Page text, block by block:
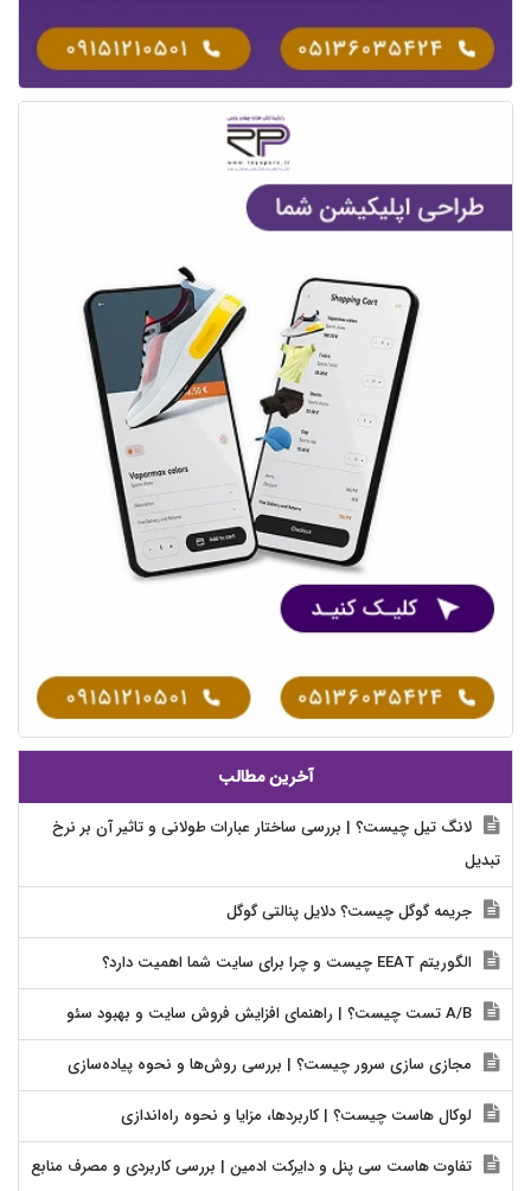
آخرین مطالب
لانگ تیل چیست؟ | بررسی ساختار عبارات طولانی و تاثیر آن بر نرخ
تبدیل
جریمه گوگل چیست؟ دلایل پنالتی گوگل
الگوریتم EEAT چیست و چرا برای سایت شما اهمیت دارد؟
مجازی سازی سرور چیست؟ | بررسی روش‌ها و نحوه پیاده‌سازی
لوکال هاست چیست؟ | کاربردها، مزایا و نحوه راه‌اندازی
تفاوت هاست سی پنل و دایرکت ادمین | بررسی کاربردی و مصرف منابع